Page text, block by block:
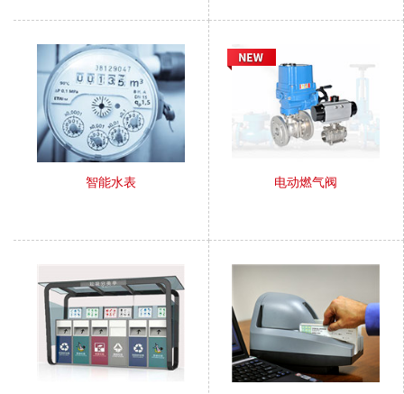
智能水表 电动燃气阀